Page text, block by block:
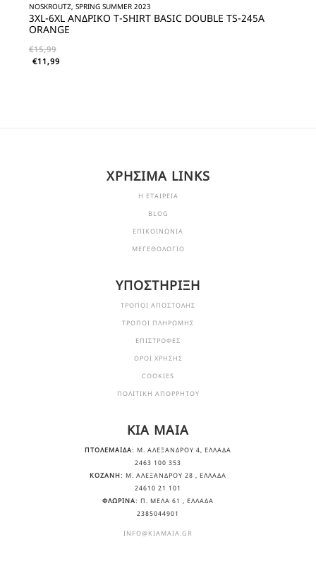
NOSKROUTZ, SPRING SUMMER 2023
3XL-6XL ΑΝΔΡΙΚΟ T-SHIRT BASIC DOUBLE TS-245A
ORANGE
€15,99
€11,99
ΧΡΗΣΙΜΑ LINKS
Η ΕΤΑΙΡΕΙΑ
BLOG
ΕΠΙΚΟΙΝΩΝΙΑ
ΜΕΓΕΘΟΛΟΓΙΟ
ΥΠΟΣΤΗΡΙΞΗ
ΤΡΟΠΟΙ ΑΠΟΣΤΟΛΗΣ
ΤΡΟΠΟΙ ΠΛΗΡΩΜΗΣ
ΕΠΙΣΤΡΟΦΕΣ
ΟΡΟΙ ΧΡΗΣΗΣ
COOKIES
ΠΟΛΙΤΙΚΗ ΑΠΟΡΡΗΤΟΥ
KIA MAIA
ΠΤΟΛΕΜΑΙΔΑ: Μ. ΑΛΕΞΆΝΔΡΟΥ 4, ΕΛΛΆΔΑ
2463 100 353
ΚΟΖΑΝΗ: Μ. ΑΛΕΞΆΝΔΡΟΥ 28 , ΕΛΛΆΔΑ
24610 21 101
ΦΛΩΡΙΝΑ: Π. ΜΕΛΑ 61 , ΕΛΛΆΔΑ
2385044901
INFO@KIAMAIA.GR